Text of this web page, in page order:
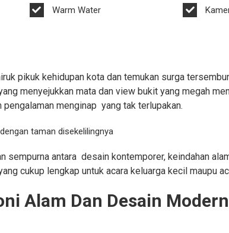
Warm Water
pikuk kehidupan kota dan temukan surga
menyejukkan mata dan view bukit yang megah
menginap yang tak terlupakan.
sempurna antara desain kontemporer, keindahan
cukup lengkap untuk acara keluarga kecil maupu
Alam Dan Desain